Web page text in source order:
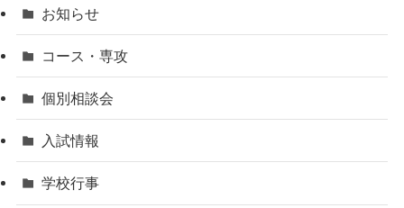
お知らせ
コース・専攻
個別相談会
入試情報
学校行事